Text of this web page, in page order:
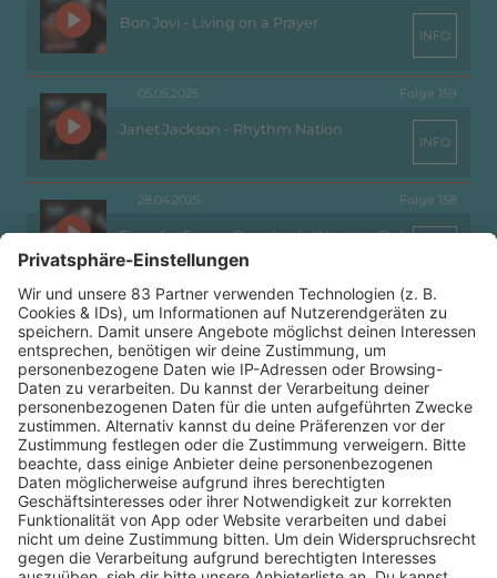
Bon Jovi - Living on a Prayer
INFO
05.05.2025 Folge 159
Janet Jackson - Rhythm Nation
INFO
28.04.2025 Folge 158
Tears for Fears - Everybody Wants to Rule
the World
21.04.2025 Folge 157
Robert Palmer - Johnny and Mary
14.04.2025 Folge 156
The Proclaimers - I'm Gonna Be (500
Miles)
INFO
07.04.2025 Folge 155
U2 - Where the Streets Have No Name
INFO